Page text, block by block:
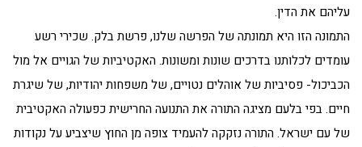
עליהם את הדין.
התמונה הזו היא תמונתה של הפרשה שלנו, פרשת בלק. שכירי רשע
עומדים לכלותנו בדרכים שונות ומשונות. האקטיביות של הגויים אל מול
הכביכול- פסיביות של אוהלים נטויים, של משפחות יהודיות, של שיגרת
חיים. בפי בלעם מציגה התורה את התנועה החרישית כפעולה האקטיבית
של עם ישראל. התורה נזקקה להעמיד צופה מן החוץ שיצביע על נקודות